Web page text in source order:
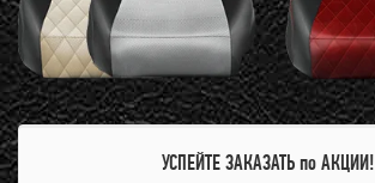
УСПЕЙТЕ ЗАКАЗАТЬ по АКЦИИ!